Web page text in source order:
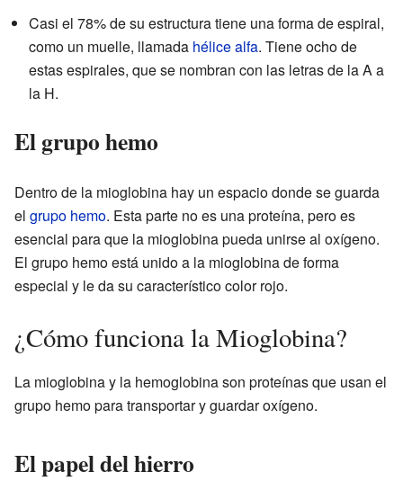
Casi el 78% de su estructura tiene una forma de espiral,
como un muelle, llamada hélice alfa. Tiene ocho de
estas espirales, que se nombran con las letras de la A a
la H.
El grupo hemo
Dentro de la mioglobina hay un espacio donde se guarda
el grupo hemo. Esta parte no es una proteína, pero es
esencial para que la mioglobina pueda unirse al oxígeno.
El grupo hemo está unido a la mioglobina de forma
especial y le da su característico color rojo.
¿Cómo funciona la Mioglobina?
La mioglobina y la hemoglobina son proteínas que usan el
grupo hemo para transportar y guardar oxígeno.
El papel del hierro